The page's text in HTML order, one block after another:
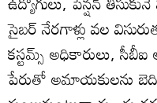
సైబర్‌ నేరగాళ్లు వల
కస్టమ్స్‌ అధికారులు,
పేరుతో అమాయకులను